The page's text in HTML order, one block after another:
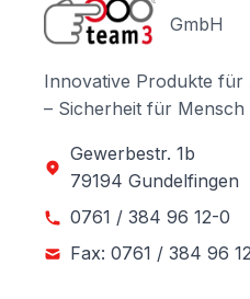
GmbH
Innovative Produkte
– Sicherheit für Mensch
Gewerbestr. 1b
79194 Gundelfingen
0761 / 384 96 12-0
Fax: 0761 / 384 96